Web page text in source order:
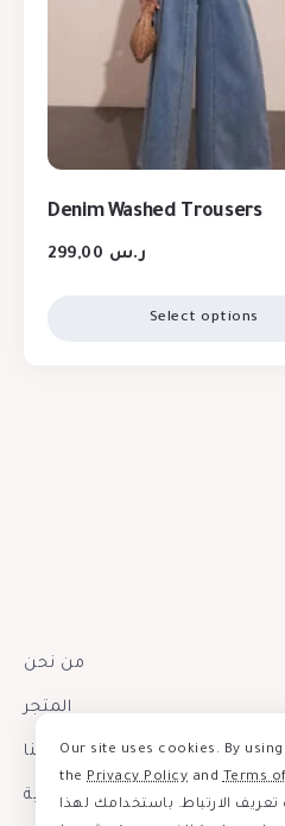
Denim Washed Trousers
ر.س
Select options
من نحن
المتجر
إتصل بنا
سياسة الخصوصية
Our site uses cookies. By
the Privacy Policy andTerms
الارتباط. باستخدامك لهذا